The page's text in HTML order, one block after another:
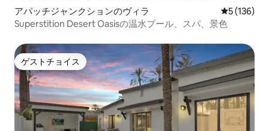
アパッチジャンクションのヴィラ レビュー
5 (136)
Superstition Desert Oasisの温水プール、スパ、景色
ゲストチョイス
ゲストチョイス